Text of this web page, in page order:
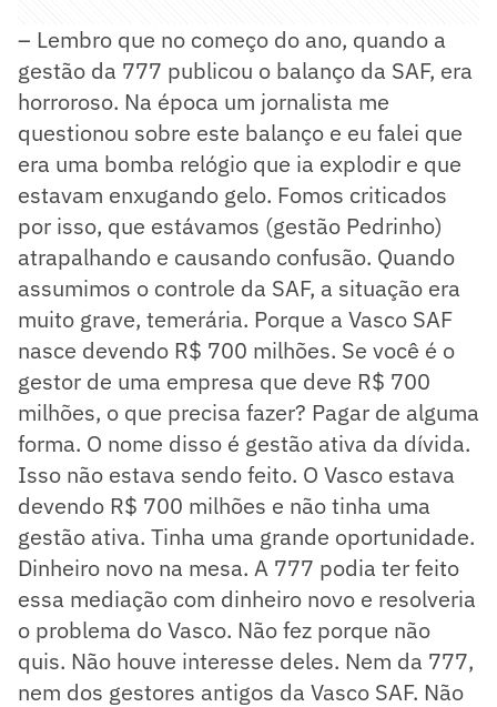
– Lembro que no começo do ano, quando a
gestão da 777 publicou o balanço da SAF, era
horroroso. Na época um jornalista me
questionou sobre este balanço e eu falei que
era uma bomba relógio que ia explodir e que
estavam enxugando gelo. Fomos criticados
por isso, que estávamos (gestão Pedrinho)
atrapalhando e causando confusão. Quando
assumimos o controle da SAF, a situação era
muito grave, temerária. Porque a Vasco SAF
nasce devendo R$ 700 milhões. Se você é o
gestor de uma empresa que deve R$ 700
milhões, o que precisa fazer? Pagar de alguma
forma. O nome disso é gestão ativa da dívida.
Isso não estava sendo feito. O Vasco estava
devendo R$ 700 milhões e não tinha uma
gestão ativa. Tinha uma grande oportunidade.
Dinheiro novo na mesa. A 777 podia ter feito
essa mediação com dinheiro novo e resolveria
o problema do Vasco. Não fez porque não
quis. Não houve interesse deles. Nem da 777,
nem dos gestores antigos da Vasco SAF. Não